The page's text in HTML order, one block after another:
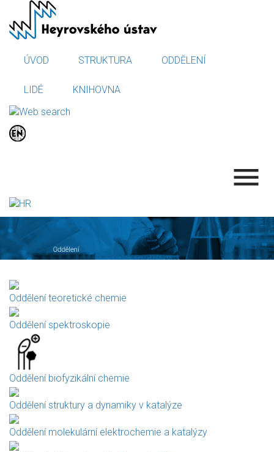
hlavnímu
ÚVOD
STRUKTURA ODDĚLENÍ
LIDÉ KNIHOVNA
.
Oddělení teoretické chemie
Oddělení spektroskopie
Oddělení biofyzikální chemie
Oddělení struktury a dynamiky v katalýze
Oddělení molekulární elektrochemie a katalýzy